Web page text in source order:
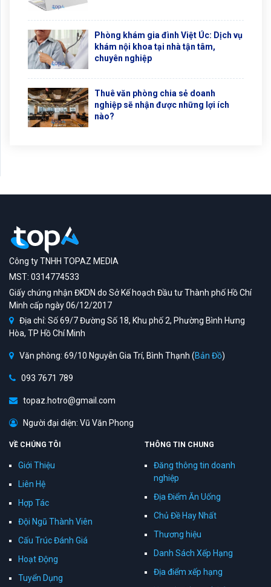
Phòng khám gia đình Việt Úc: Dịch vụ
khám nội khoa tại nhà tận tâm,
chuyên nghiệp
Thuê văn phòng chia sẻ doanh
nghiệp sẽ nhận được những lợi ích
nào?
Công ty TNHH TOPAZ MEDIA
MST: 0314774533
Giấy chứng nhận ĐKDN do Sở Kế hoạch Đầu tư Thành phố Hồ Chí
Minh cấp ngày 06/12/2017
Địa chỉ: Số 69/7 Đường Số 18, Khu phố 2, Phường Bình Hưng
Hòa, TP Hồ Chí Minh
Văn phòng: 69/10 Nguyễn Gia Trí, Bình Thạnh (Bản Đồ)
093 7671 789
topaz.hotro@gmail.com
Người đại diện: Vũ Văn Phong
VỀ CHÚNG TÔI
Giới Thiệu
Liên Hệ
Hợp Tác
Đội Ngũ Thành Viên
Cấu Trúc Đánh Giá
Hoạt Động
Tuyển Dụng
THÔNG TIN CHUNG
Đăng thông tin doanh
nghiệp
Địa Điểm Ăn Uống
Chủ Đề Hay Nhất
Thương hiệu
Danh Sách Xếp Hạng
Địa điểm xếp hạng